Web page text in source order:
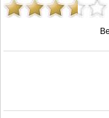
Stau B322: Unfälle,